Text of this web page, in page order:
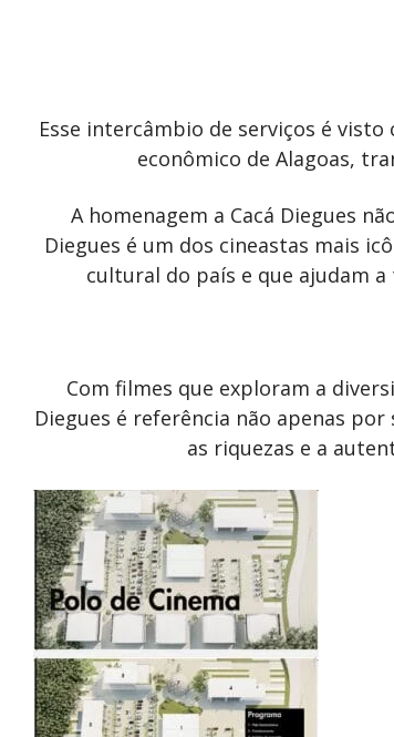
Esse intercâmbio de serviços é
econômico de Alagoas,
A homenagem a Cacá Diegues
Diegues é um dos cineastas mais
cultural do país e que ajudam
Com filmes que exploram a
Diegues é referência não apenas
as riquezas e a